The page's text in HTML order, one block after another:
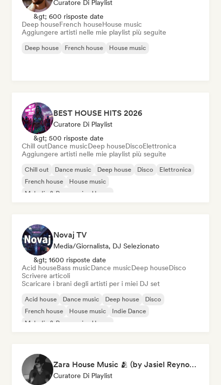
Curatore Di Playlist
&gt; 600 risposte date
Deep houseFrench houseHouse music
Aggiungere artisti nelle mie playlist più seguite
Deep house French house House music
BEST HOUSE HITS 2026
Curatore Di Playlist
&gt; 500 risposte date
Chill outDance musicDeep houseDiscoElettronica
Aggiungere artisti nelle mie playlist più seguite
Chill out Dance music Deep house Disco
Elettronica
French house
House music
Melodic & Progressive House
Novaj TV
Media/Giornalista, DJ Selezionato
&gt; 1600 risposte date
Acid houseBass musicDance musicDeep houseDisco
Scrivere articoli
Scaricare i brani degli artisti per i miei DJ set
Acid house Dance music Deep house
Disco
French house
House music
Indie Dance
Melodic & Progressive House
Zara House Music 🫂 (by Jasiel Reynoso)
Curatore Di Playlist